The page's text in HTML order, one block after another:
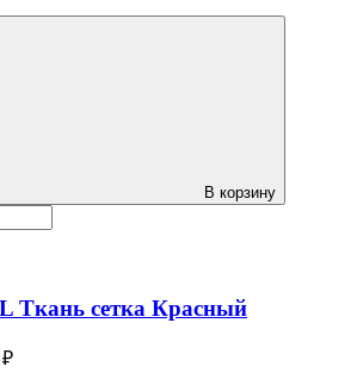
В корзину
Ткань сетка Красный
₽